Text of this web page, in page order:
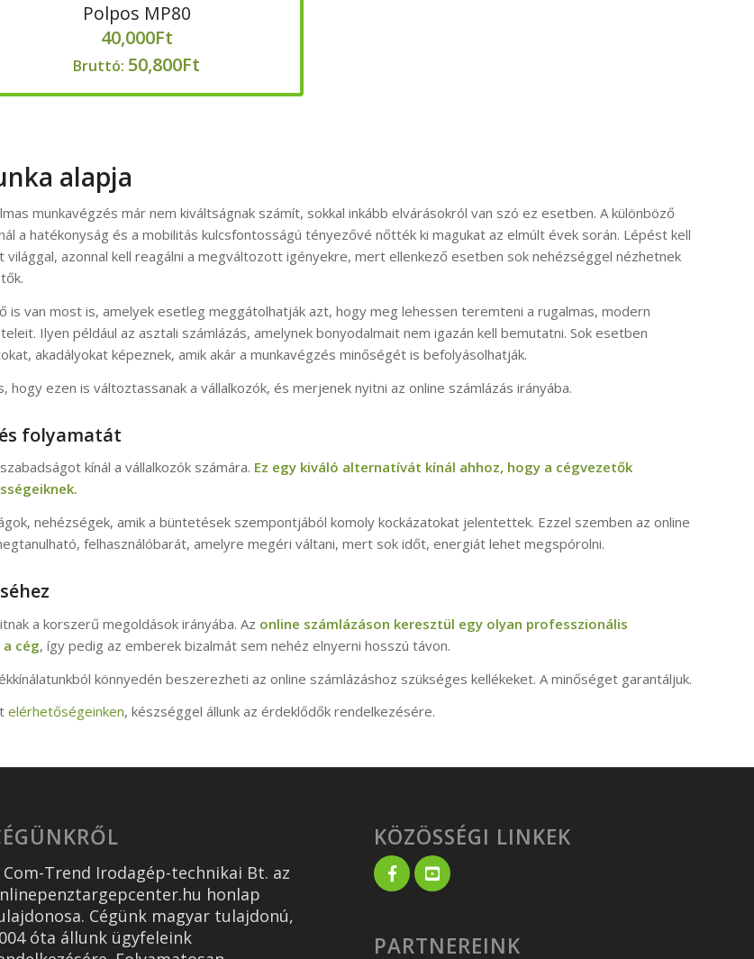
Polpos MP80
40,000Ft
Bruttó: 50,800Ft
alapja
munkavégzés már nem kiváltságnak számít, sokkal inkább elvárásokról van szó ez esetben. A különböző
a hatékonyság és a mobilitás kulcsfontosságú tényezővé nőtték ki magukat az elmúlt évek során. Lépést kell
azonnal kell reagálni a megváltozott igényekre, mert ellenkező esetben sok nehézséggel nézhetnek
is van most is, amelyek esetleg meggátolhatják azt, hogy meg lehessen teremteni a rugalmas, modern
Ilyen például az asztali számlázás, amelynek bonyodalmait nem igazán kell bemutatni. Sok esetben
akadályokat képeznek, amik akár a munkavégzés minőségét is befolyásolhatják.
hogy ezen is változtassanak a vállalkozók, és merjenek nyitni az online számlázás irányába.
folyamatát
kínál a vállalkozók számára. Ez egy kiváló alternatívát kínál ahhoz, hogy a cégvezetők
nehézségek, amik a büntetések szempontjából komoly kockázatokat jelentettek. Ezzel szemben az online
felhasználóbarát, amelyre megéri váltani, mert sok időt, energiát lehet megspórolni.
a korszerű megoldások irányába. Az online számlázáson keresztül egy olyan professzionális
cég, így pedig az emberek bizalmát sem nehéz elnyerni hosszú távon.
könnyedén beszerezheti az online számlázáshoz szükséges kellékeket. A minőséget garantáljuk.
elérhetőségeinken, készséggel állunk az érdeklődők rendelkezésére.
Com-Trend Irodagép-technikai Bt. az
honlap
Cégünk magyar tulajdonú,
óta állunk ügyfeleink
KÖZÖSSÉGI LINKEK
PARTNEREINK